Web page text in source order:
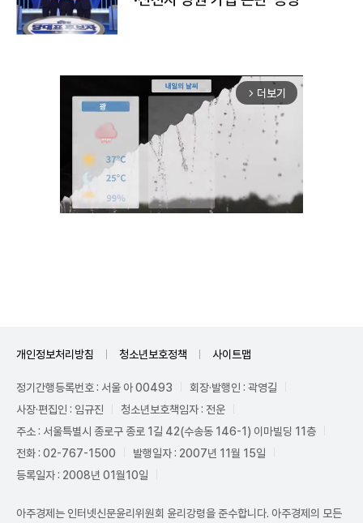
arrow_forward_ios 더보기
개인정보처리방침 청소년보호정책 사이트맵
정기간행등록번호 : 서울 아 00493
회장·발행인 : 곽영길
사장·편집인 : 임규진
청소년보호책임자 : 전운
주소 : 서울특별시 종로구 종로 1길 42(수송동 146-1) 이마빌딩 11층
전화 : 02-767-1500
발행일자 : 2007년 11월 15일
등록일자 : 2008년 01월10일
아주경제는 인터넷신문윤리위원회 윤리강령을 준수합니다. 아주경제의 모든